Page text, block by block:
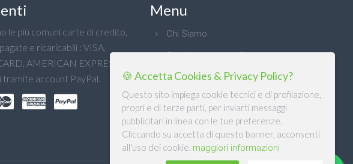
le più comuni carte di credito,
e ricaricabili : VISA,
AMERICAN EXPRESS e
tramite account PayPal.
Menu
Chi Siamo
Condizioni generali
Privacy
🍪 Accetta Cookies & Privacy Policy?
Questo sito impiega cookie tecnici e di profilazione,
propri e di terze parti, per inviarti messaggi
pubblicitari in linea con le tue preferenze.
Cliccando su accetta di questo banner, acconsenti
all'uso dei cookie. maggiori informazioni